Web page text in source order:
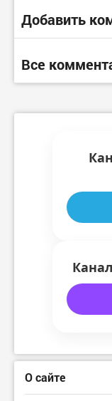
Добавить
Все
О сайте